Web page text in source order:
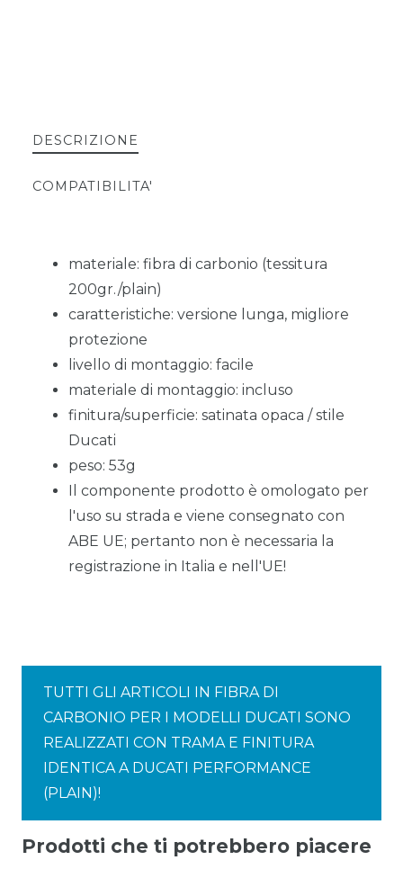
DESCRIZIONE
COMPATIBILITA'
materiale: fibra di carbonio (tessitura
200gr./plain)
caratteristiche: versione lunga, migliore
protezione
livello di montaggio: facile
materiale di montaggio: incluso
finitura/superficie: satinata opaca / stile
Ducati
peso: 53g
Il componente prodotto è omologato per
l'uso su strada e viene consegnato con
ABE UE; pertanto non è necessaria la
registrazione in Italia e nell'UE!
TUTTI GLI ARTICOLI IN FIBRA DI
CARBONIO PER I MODELLI DUCATI SONO
REALIZZATI CON TRAMA E FINITURA
IDENTICA A DUCATI PERFORMANCE
(PLAIN)!
Prodotti che ti potrebbero piacere